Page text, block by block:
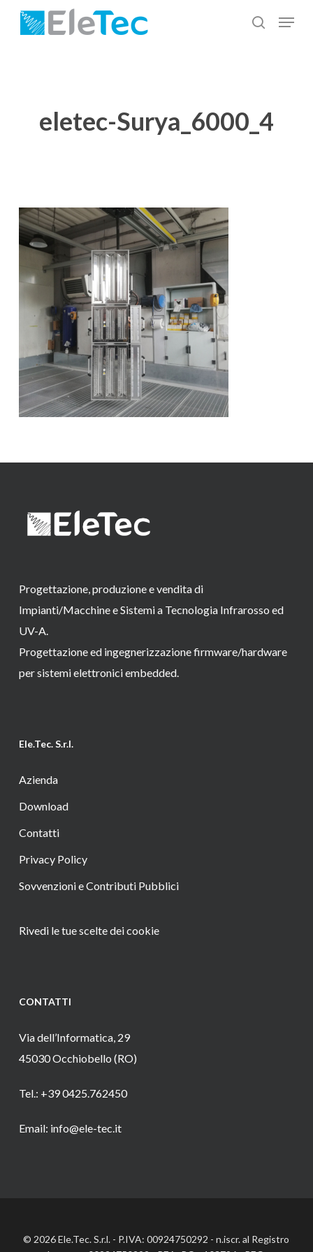
Salta
cerca
Menu
eletec-Surya_6000_4
Progettazione, produzione e vendita di
Impianti/Macchine e Sistemi a Tecnologia Infrarosso ed
UV-A.
Progettazione ed ingegnerizzazione firmware/hardware
per sistemi elettronici embedded.
Ele.Tec. S.r.l.
Azienda
Download
Contatti
Privacy Policy
Sovvenzioni e Contributi Pubblici
Rivedi le tue scelte dei cookie
CONTATTI
Via dell’Informatica, 29
45030 Occhiobello (RO)
Tel.: +39 0425.762450
Email: info@ele-tec.it
© 2026 Ele.Tec. S.r.l. - P.IVA: 00924750292 - n.iscr. al Registro